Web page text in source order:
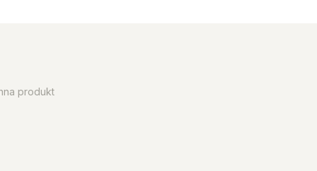
produkt